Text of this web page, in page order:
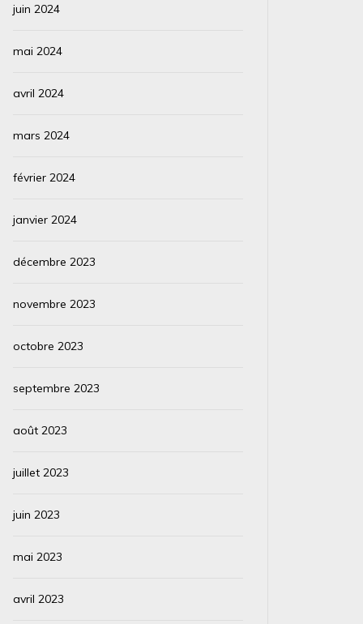
juin 2024
mai 2024
avril 2024
mars 2024
février 2024
janvier 2024
décembre 2023
novembre 2023
octobre 2023
septembre 2023
août 2023
juillet 2023
juin 2023
mai 2023
avril 2023